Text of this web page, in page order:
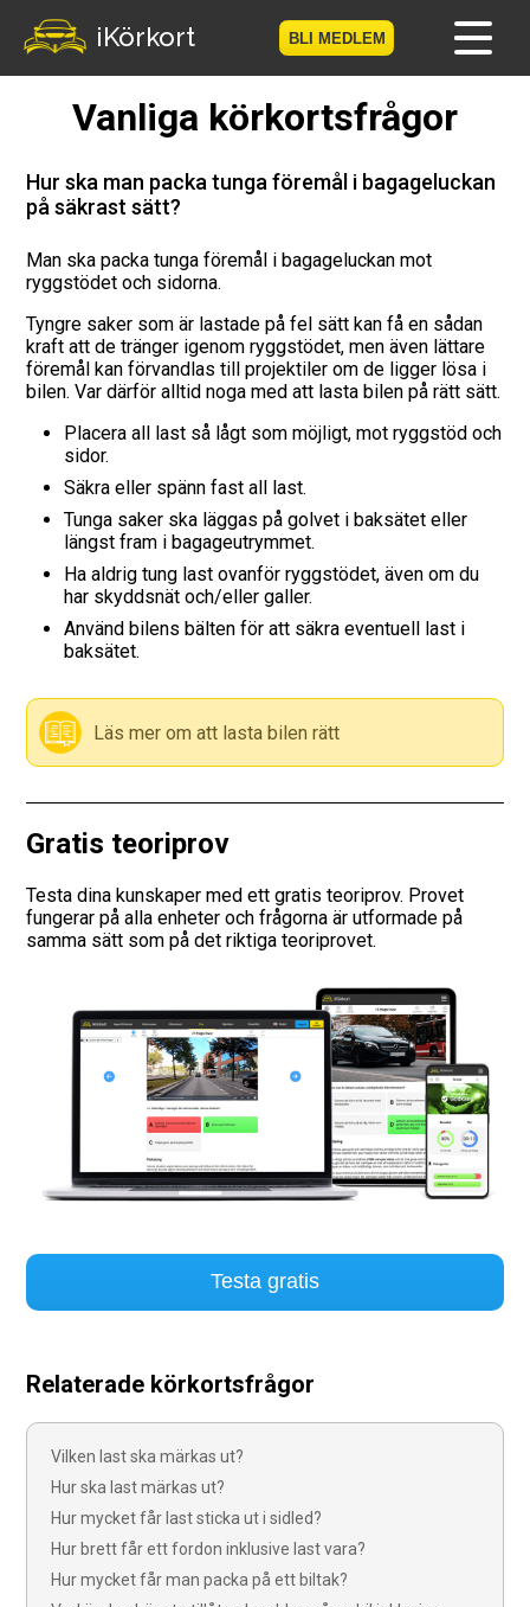
iKörkort BLI MEDLEM
Hem
Bli medlem
Körkortsresan
Vägmärkesspelet
Checklista för ditt körkort
Vägmärken
Hitta trafikskola
Presentkort
Vanliga körkortsfrågor
Hur ska man packa tunga föremål i bagageluckan
på säkrast sätt?
Man ska packa tunga föremål i bagageluckan mot
ryggstödet och sidorna.
Tyngre saker som är lastade på fel sätt kan få en sådan
kraft att de tränger igenom ryggstödet, men även lättare
föremål kan förvandlas till projektiler om de ligger lösa i
bilen. Var därför alltid noga med att lasta bilen på rätt sätt.
Placera all last så lågt som möjligt, mot ryggstöd och
sidor.
Säkra eller spänn fast all last.
Tunga saker ska läggas på golvet i baksätet eller
längst fram i bagageutrymmet.
Ha aldrig tung last ovanför ryggstödet, även om du
har skyddsnät och/eller galler.
Använd bilens bälten för att säkra eventuell last i
baksätet.
Läs mer om att lasta bilen rätt
Gratis teoriprov
Testa dina kunskaper med ett gratis teoriprov. Provet
fungerar på alla enheter och frågorna är utformade på
samma sätt som på det riktiga teoriprovet.
Testa gratis
Relaterade körkortsfrågor
Vilken last ska märkas ut?
Hur ska last märkas ut?
Hur mycket får last sticka ut i sidled?
Hur brett får ett fordon inklusive last vara?
Hur mycket får man packa på ett biltak?